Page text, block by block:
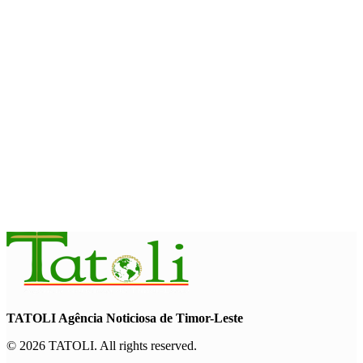
TATOLI Agência Noticiosa de Timor-Leste
© 2026 TATOLI. All rights reserved.